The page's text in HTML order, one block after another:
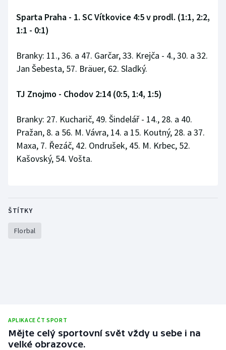
Sparta Praha - 1. SC Vítkovice 4:5 v prodl. (1:1, 2:2,
1:1 - 0:1)
Branky: 11., 36. a 47. Garčar, 33. Krejča - 4., 30. a 32.
Jan Šebesta, 57. Bräuer, 62. Sladký.
TJ Znojmo - Chodov 2:14 (0:5, 1:4, 1:5)
Branky: 27. Kucharič, 49. Šindelář - 14., 28. a 40.
Pražan, 8. a 56. M. Vávra, 14. a 15. Koutný, 28. a 37.
Maxa, 7. Řezáč, 42. Ondrušek, 45. M. Krbec, 52.
Kašovský, 54. Vošta.
ŠTÍTKY
Florbal
APLIKACE ČT SPORT
Mějte celý sportovní svět vždy u sebe i na
velké obrazovce.